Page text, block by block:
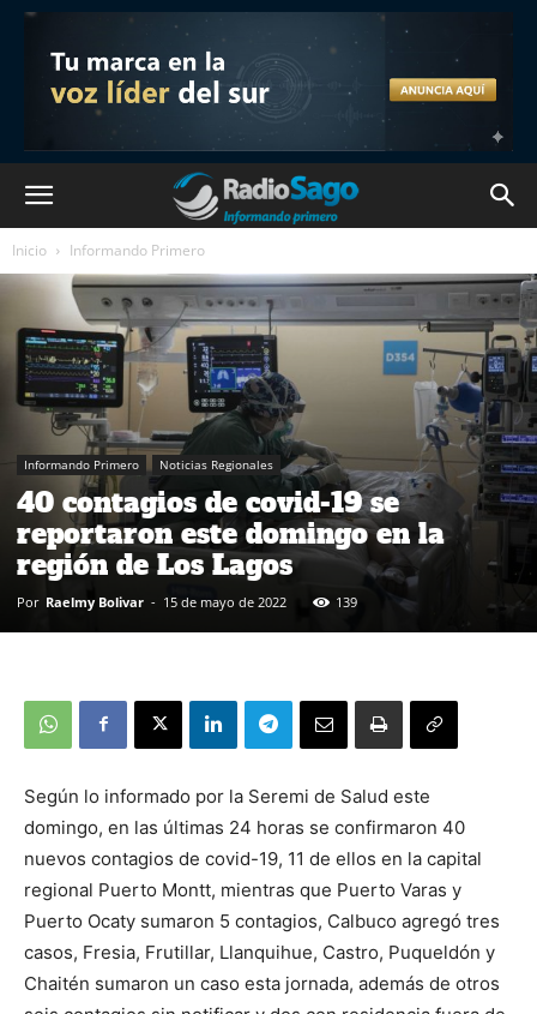
Inicio Informando Primero
Informando Primero Noticias Regionales
40 contagios de covid-19 se
reportaron este domingo en la
región de Los Lagos
Por Raelmy Bolivar - 15 de mayo de 2022 139
Según lo informado por la Seremi de Salud este
domingo, en las últimas 24 horas se confirmaron 40
nuevos contagios de covid-19, 11 de ellos en la capital
regional Puerto Montt, mientras que Puerto Varas y
Puerto Ocaty sumaron 5 contagios, Calbuco agregó tres
casos, Fresia, Frutillar, Llanquihue, Castro, Puqueldón y
Chaitén sumaron un caso esta jornada, además de otros